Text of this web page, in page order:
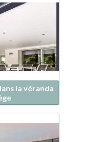
la véranda